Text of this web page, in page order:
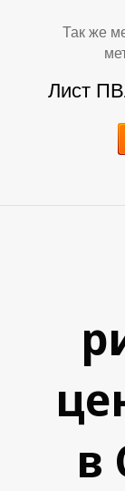
Так же
Лист
в